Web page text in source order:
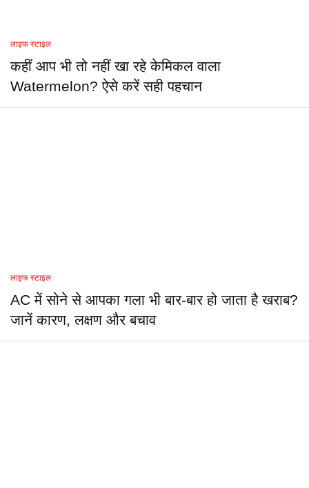
लाइफ स्टाइल
कहीं आप भी तो नहीं खा रहे केमिकल वाला
Watermelon? ऐसे करें सही पहचान
लाइफ स्टाइल
AC में सोने से आपका गला भी बार-बार हो जाता है खराब?
जानें कारण, लक्षण और बचाव